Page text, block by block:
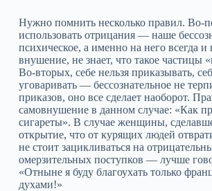
Нужно помнить несколько правил.
использовать отрицания — наше
психическое, а именно на него всегда и
внушение, не знает, что такое частицы
Во‑вторых, себе нельзя приказывать,
уговаривать — бессознательное не
приказов, оно все сделает наоборот.
самовнушение в данном случае: «Как
сигареты». В случае женщины,
открытие, что от курящих людей
не стоит зацикливаться на
омерзительных поступков — лучше
«Отныне я буду благоухать только
духами!»